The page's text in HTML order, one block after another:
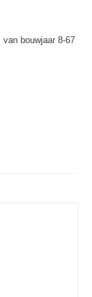
bouwjaar 8-67